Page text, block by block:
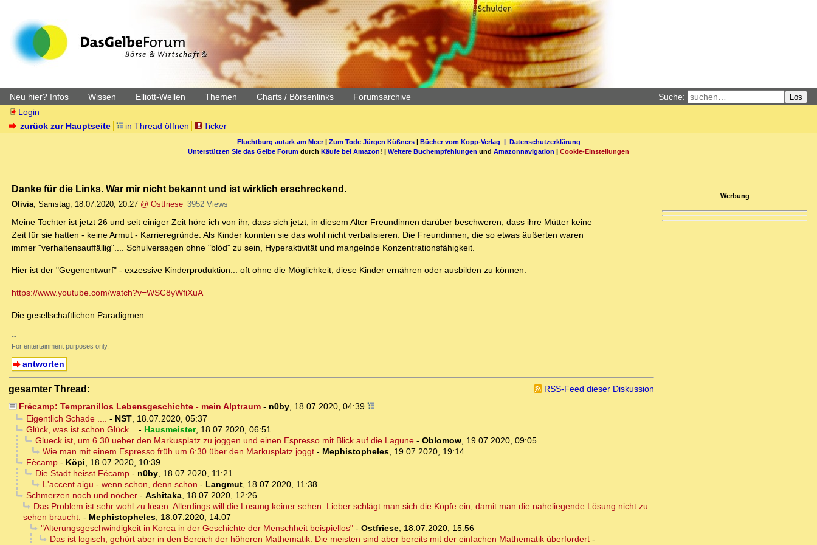
Neu hier? Infos Wissen Elliott-Wellen Themen Charts / Börsenlinks Forumsarchive Suche: Los
Login
zurück zur Hauptseite
in Thread öffnen Ticker
Fluchtburg autark am Meer| Zum Tode Jürgen Küßners| Bücher vom Kopp-Verlag | Datenschutzerklärung
Unterstützen Sie das Gelbe Forum durch Käufe bei Amazon! | Weitere Buchempfehlungen und Amazonnavigation | Cookie-Einstellungen
Danke für die Links. War mir nicht bekannt und ist wirklich erschreckend.
Olivia, Samstag, 18.07.2020, 20:27 @ Ostfriese 3952 Views
Meine Tochter ist jetzt 26 und seit einiger Zeit höre ich von ihr, dass sich jetzt, in diesem Alter Freundinnen darüber beschweren, dass ihre Mütter keine
Zeit für sie hatten - keine Armut - Karrieregründe. Als Kinder konnten sie das wohl nicht verbalisieren. Die Freundinnen, die so etwas äußerten waren
immer "verhaltensauffällig".... Schulversagen ohne "blöd" zu sein, Hyperaktivität und mangelnde Konzentrationsfähigkeit.
Hier ist der "Gegenentwurf" - exzessive Kinderproduktion... oft ohne die Möglichkeit, diese Kinder ernähren oder ausbilden zu können.
https://www.youtube.com/watch?v=WSC8yWfiXuA
Die gesellschaftlichen Paradigmen.......
--
For entertainment purposes only.
antworten
gesamter Thread:
RSS-Feed dieser Diskussion
Frécamp: Tempranillos Lebensgeschichte - mein Alptraum- n0by, 18.07.2020, 04:39
Eigentlich Schade .... - NST, 18.07.2020, 05:37
Glück, was ist schon Glück... - Hausmeister, 18.07.2020, 06:51
Glueck ist, um 6.30 ueber den Markusplatz zu joggen und einen Espresso mit Blick auf die Lagune- Oblomow, 19.07.2020, 09:05
Wie man mit einem Espresso früh um 6:30 über den Markusplatz joggt- Mephistopheles, 19.07.2020, 19:14
Fècamp- Köpi, 18.07.2020, 10:39
Die Stadt heisst Fécamp- n0by, 18.07.2020, 11:21
L'accent aigu - wenn schon, denn schon - Langmut, 18.07.2020, 11:38
Schmerzen noch und nöcher- Ashitaka, 18.07.2020, 12:26
Das Problem ist sehr wohl zu lösen. Allerdings will die Lösung keiner sehen. Lieber schlägt man sich die Köpfe ein, damit man die naheliegende Lösung nicht zu
sehen braucht. - Mephistopheles, 18.07.2020, 14:07
"Alterungsgeschwindigkeit in Korea in der Geschichte der Menschheit beispiellos"- Ostfriese, 18.07.2020, 15:56
Das ist logisch, gehört aber in den Bereich der höheren Mathematik. Die meisten sind aber bereits mit der einfachen Mathematik überfordert-
Werbung